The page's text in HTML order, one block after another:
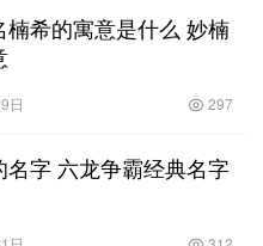
楠希的寓意是什么 妙楠
日 297
名字 六龙争霸经典名字